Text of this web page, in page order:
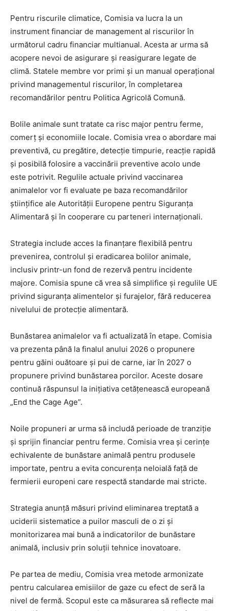
Pentru riscurile climatice, Comisia va lucra la un
instrument financiar de management al riscurilor în
următorul cadru financiar multianual. Acesta ar urma să
acopere nevoi de asigurare și reasigurare legate de
climă. Statele membre vor primi și un manual operațional
privind managementul riscurilor, în completarea
recomandărilor pentru Politica Agricolă Comună.
Bolile animale sunt tratate ca risc major pentru ferme,
comerț și economiile locale. Comisia vrea o abordare mai
preventivă, cu pregătire, detecție timpurie, reacție rapidă
și posibilă folosire a vaccinării preventive acolo unde
este potrivit. Regulile actuale privind vaccinarea
animalelor vor fi evaluate pe baza recomandărilor
științifice ale Autorității Europene pentru Siguranța
Alimentară și în cooperare cu parteneri internaționali.
Strategia include acces la finanțare flexibilă pentru
prevenirea, controlul și eradicarea bolilor animale,
inclusiv printr-un fond de rezervă pentru incidente
majore. Comisia spune că vrea să simplifice și regulile UE
privind siguranța alimentelor și furajelor, fără reducerea
nivelului de protecție alimentară.
Bunăstarea animalelor va fi actualizată în etape. Comisia
va prezenta până la finalul anului 2026 o propunere
pentru găini ouătoare și pui de carne, iar în 2027 o
propunere privind bunăstarea porcilor. Aceste dosare
continuă răspunsul la inițiativa cetățenească europeană
„End the Cage Age”.
Noile propuneri ar urma să includă perioade de tranziție
și sprijin financiar pentru ferme. Comisia vrea și cerințe
echivalente de bunăstare animală pentru produsele
importate, pentru a evita concurența neloială față de
fermierii europeni care respectă standarde mai stricte.
Strategia anunță măsuri privind eliminarea treptată a
uciderii sistematice a puilor masculi de o zi și
monitorizarea mai bună a indicatorilor de bunăstare
animală, inclusiv prin soluții tehnice inovatoare.
Pe partea de mediu, Comisia vrea metode armonizate
pentru calcularea emisiilor de gaze cu efect de seră la
nivel de fermă. Scopul este ca măsurarea să reflecte mai